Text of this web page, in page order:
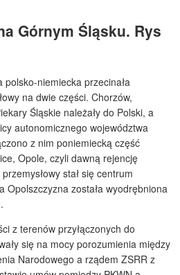
Górnym Śląsku. Rys
niemiecka przecinała
na dwie części. Chorzów,
Śląskie należały do Polski, a
autonomicznego województwa
z nim poniemiecką część
Opole, czyli dawną rejencję
stał się centrum
Opolszczyzna została wyodrębniona
z terenów przyłączonych do
się na mocy porozumienia między
Narodowego a rządem ZSRR z